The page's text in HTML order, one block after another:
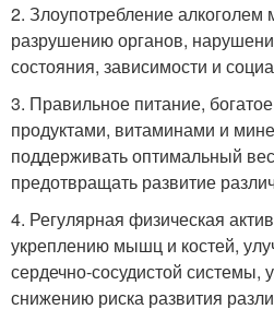
2. Злоупотребление алкоголем
разрушению органов,
состояния, зависимости и
3. Правильное питание,
продуктами, витаминами и
поддерживать оптимальный
предотвращать развитие
4. Регулярная физическая
укреплению мышц и костей,
сердечно-сосудистой
снижению риска развития